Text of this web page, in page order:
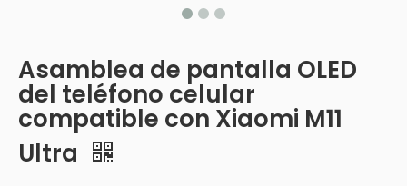
Asamblea de pantalla OLED
del teléfono celular
compatible con Xiaomi M11
Ultra